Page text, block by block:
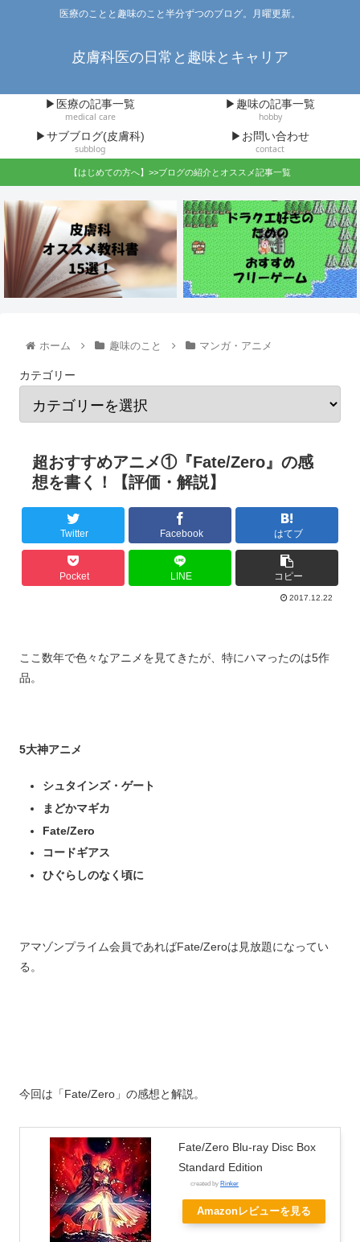
医療のことと趣味のこと半分ずつのブログ。月曜更新。
皮膚科医の日常と趣味とキャリア
▶医療の記事一覧
medical care
▶趣味の記事一覧
hobby
▶サブブログ(皮膚科)
subblog
▶お問い合わせ
contact
【はじめての方へ】>>ブログの紹介とオススメ記事一覧
ホーム 趣味のこと マンガ・アニメ
カテゴリー
超おすすめアニメ①『Fate/Zero』の感
想を書く！【評価・解説】
Twitter Facebook はてブ
Pocket LINE コピー
2017.12.22
ここ数年で色々なアニメを見てきたが、特にハマったのは5作
品。
5大神アニメ
シュタインズ・ゲート
まどかマギカ
Fate/Zero
コードギアス
ひぐらしのなく頃に
アマゾンプライム会員であればFate/Zeroは見放題になってい
る。
今回は「Fate/Zero」の感想と解説。
Fate/Zero Blu-ray Disc Box
Standard Edition
created by Rinker
Amazonレビューを見る